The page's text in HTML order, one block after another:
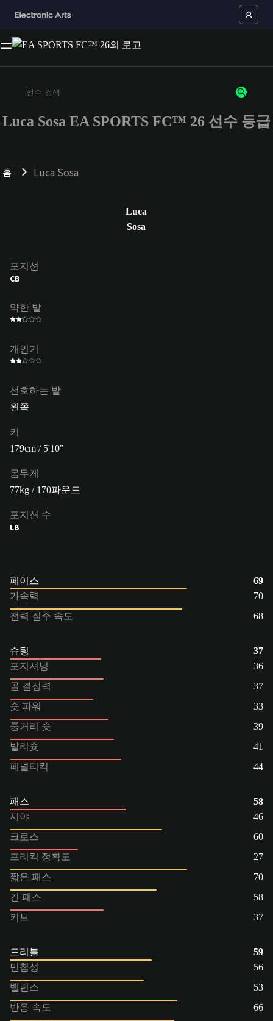
최소 3자 이상의 문자 또는 숫자를 입력하세요
Luca Sosa EA SPORTS FC™ 26 선수 등급
홈 Luca Sosa
Luca
Sosa
포지션
CB
약한 발
개인기
선호하는 발
왼쪽
키
179cm / 5'10"
몸무게
77kg / 170파운드
포지션 수
LB
페이스
69
가속력
70
전력 질주 속도
68
슈팅
37
포지셔닝
36
골 결정력
37
슛 파워
33
중거리 슛
39
발리슛
41
페널티킥
44
패스
58
시야
46
크로스
60
프리킥 정확도
27
짧은 패스
70
긴 패스
58
커브
37
드리블
59
민첩성
56
밸런스
53
반응 속도
66